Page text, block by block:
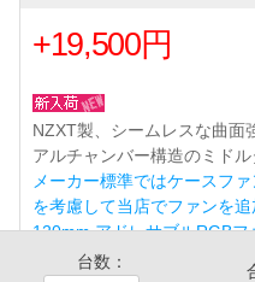
+19,500円
NZXT製、シームレスな曲面
アルチャンバー構造のミドル
メーカー標準ではケースフ
を考慮して当店でファンを
120mm アドレサブルRGB
基） 標準搭載（ショップ追加
台数：